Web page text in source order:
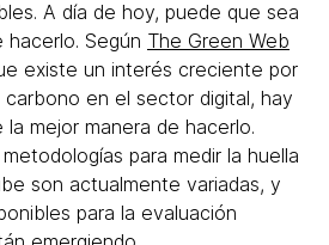
A día de hoy, puede que sea
hacerlo. Según The Green Web
existe un interés creciente por
en el sector digital, hay
mejor manera de hacerlo.
para medir la huella
son actualmente variadas, y
para la evaluación